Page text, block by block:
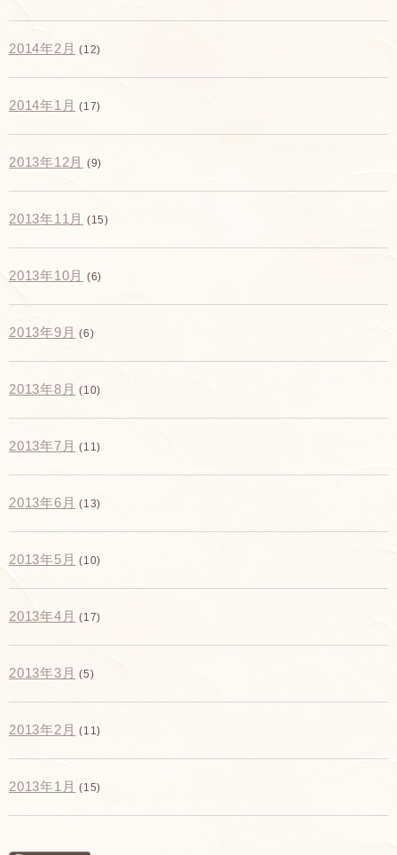
2014年2月 (12)
2014年1月 (17)
2013年12月 (9)
2013年11月 (15)
2013年10月 (6)
2013年9月 (6)
2013年8月 (10)
2013年7月 (11)
2013年6月 (13)
2013年5月 (10)
2013年4月 (17)
2013年3月 (5)
2013年2月 (11)
2013年1月 (15)